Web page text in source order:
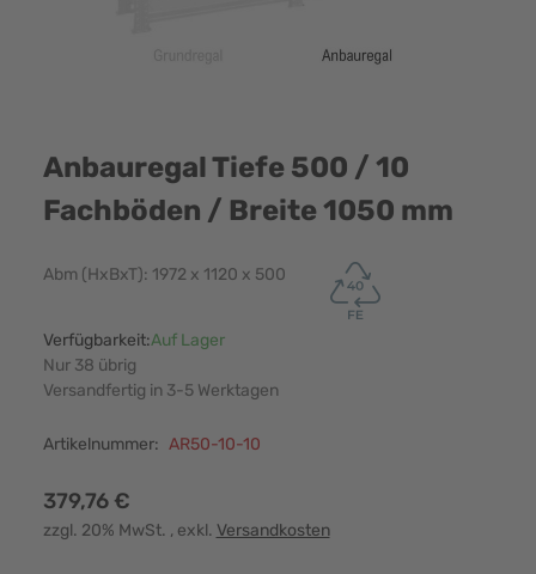
Anbauregal Tiefe 500 / 10
Fachböden / Breite 1050 mm
Abm (HxBxT): 1972 x 1120 x 500
Verfügbarkeit:Auf Lager
Nur 38 übrig
Versandfertig in 3-5 Werktagen
Artikelnummer: AR50-10-10
379,76 €
zzgl. 20% MwSt. , exkl. Versandkosten